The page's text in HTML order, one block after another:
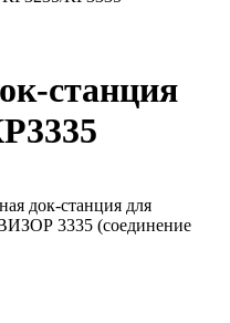
станция
док-станция для
3335 (соединение